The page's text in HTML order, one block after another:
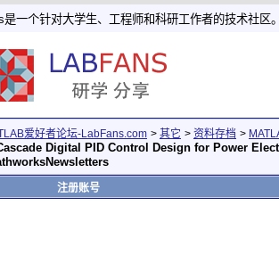
是一个针对大学生、工程师和科研工作者的技术社区
爱好者论坛-LabFans.com > 其它 > 资料存档 >
Digital PID Control Design for Power
注册账号